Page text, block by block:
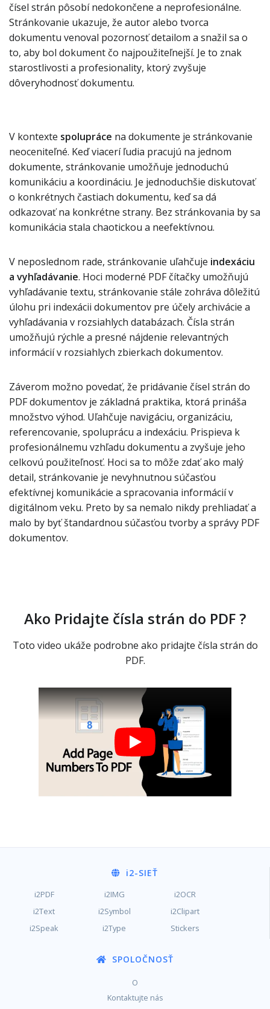
čísel strán pôsobí nedokončene a neprofesionálne.
Stránkovanie ukazuje, že autor alebo tvorca
dokumentu venoval pozornosť detailom a snažil sa o
to, aby bol dokument čo najpoužiteľnejší. Je to znak
starostlivosti a profesionality, ktorý zvyšuje
dôveryhodnosť dokumentu.
V kontexte spolupráce na dokumente je stránkovanie
neoceniteľné. Keď viacerí ľudia pracujú na jednom
dokumente, stránkovanie umožňuje jednoduchú
komunikáciu a koordináciu. Je jednoduchšie diskutovať
o konkrétnych častiach dokumentu, keď sa dá
odkazovať na konkrétne strany. Bez stránkovania by sa
komunikácia stala chaotickou a neefektívnou.
V neposlednom rade, stránkovanie uľahčuje indexáciu
a vyhľadávanie. Hoci moderné PDF čítačky umožňujú
vyhľadávanie textu, stránkovanie stále zohráva dôležitú
úlohu pri indexácii dokumentov pre účely archivácie a
vyhľadávania v rozsiahlych databázach. Čísla strán
umožňujú rýchle a presné nájdenie relevantných
informácií v rozsiahlych zbierkach dokumentov.
Záverom možno povedať, že pridávanie čísel strán do
PDF dokumentov je základná praktika, ktorá prináša
množstvo výhod. Uľahčuje navigáciu, organizáciu,
referencovanie, spoluprácu a indexáciu. Prispieva k
profesionálnemu vzhľadu dokumentu a zvyšuje jeho
celkovú použiteľnosť. Hoci sa to môže zdať ako malý
detail, stránkovanie je nevyhnutnou súčasťou
efektívnej komunikácie a spracovania informácií v
digitálnom veku. Preto by sa nemalo nikdy prehliadať a
malo by byť štandardnou súčasťou tvorby a správy PDF
dokumentov.
Ako Pridajte čísla strán do PDF ?
Toto video ukáže podrobne ako pridajte čísla strán do
PDF.
i2-SIEŤ
i2PDF i2IMG
i2OCR
i2Text
i2Symbol
i2Clipart
i2Speak
i2Type Stickers
SPOLOČNOSŤ
O
Kontaktujte nás